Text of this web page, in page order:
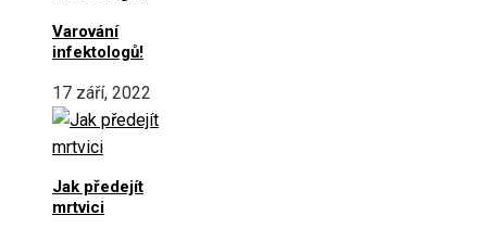
Varování
infektologů!
17 září, 2022
Jak předejít
mrtvici